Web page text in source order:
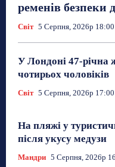
ременів безпеки
Світ 5 Серпня, 2026р 18:00
У Лондоні 47-річна
чотирьох чоловіків
Світ 5 Серпня, 2026р 17:00
На пляжі у
після укусу медузи
Мандри 5 Серпня, 2026р